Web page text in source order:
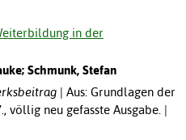
in der
Schmunk, Stefan
Aus: Grundlagen der
völlig neu gefasste Ausgabe. |